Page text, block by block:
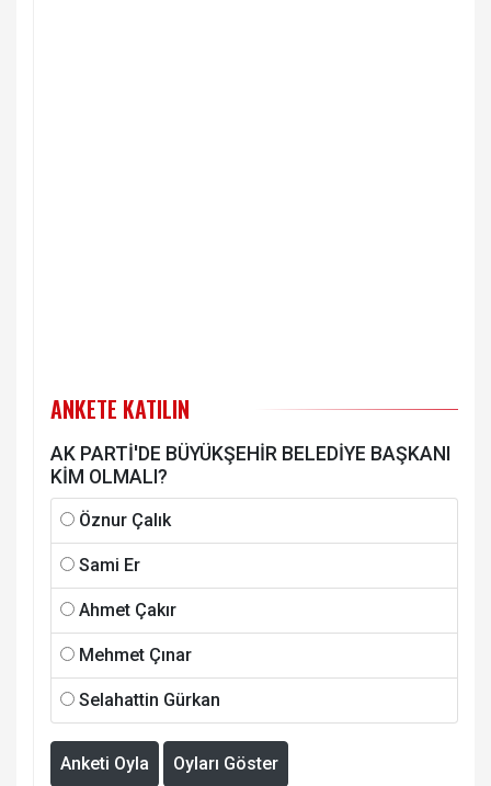
ANKETE KATILIN
AK PARTİ'DE BÜYÜKŞEHİR BELEDİYE BAŞKANI
KİM OLMALI?
Öznur Çalık
Sami Er
Ahmet Çakır
Mehmet Çınar
Selahattin Gürkan
Anketi Oyla Oyları Göster